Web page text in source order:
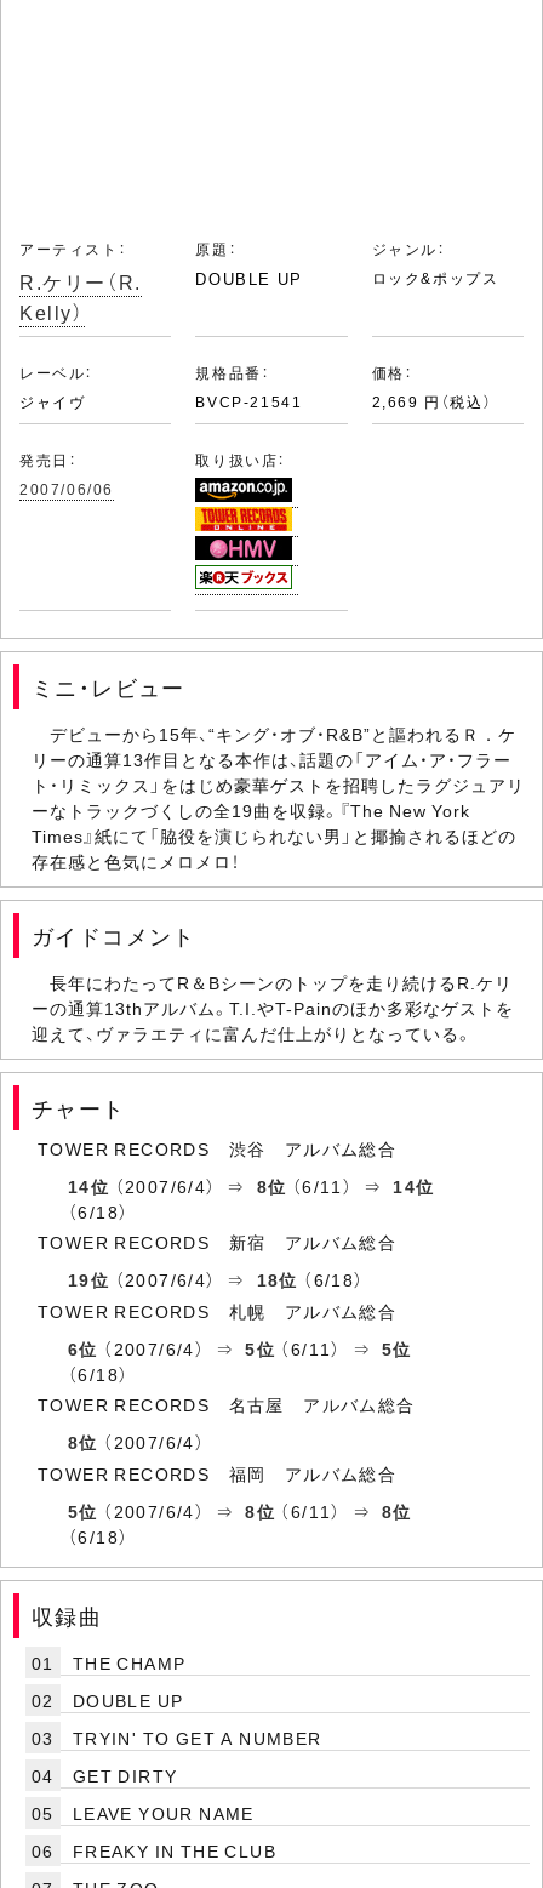
アーティスト：
R.ケリー（R.
Kelly）
原題：
DOUBLE UP
ジャンル：
ロック&ポップス
レーベル：
ジャイヴ
規格品番：
BVCP-21541
価格：
2,669 円（税込）
発売日：
2007/06/06
取り扱い店：
ミニ・レビュー
デビューから15年、“キング・オブ・R&B”と謳われるＲ．ケ
リーの通算13作目となる本作は、話題の「アイム・ア・フラー
ト・リミックス」をはじめ豪華ゲストを招聘したラグジュアリ
ーなトラックづくしの全19曲を収録。『The New York
Times』紙にて「脇役を演じられない男」と揶揄されるほどの
存在感と色気にメロメロ！
ガイドコメント
長年にわたってR＆Bシーンのトップを走り続けるR.ケリ
ーの通算13thアルバム。T.I.やT-Painのほか多彩なゲストを
迎えて、ヴァラエティに富んだ仕上がりとなっている。
チャート
TOWER RECORDS 渋谷 アルバム総合
14位 （2007/6/4） ⇒ 8位 （6/11） ⇒14位
（6/18）
TOWER RECORDS 新宿 アルバム総合
19位 （2007/6/4） ⇒ 18位 （6/18）
TOWER RECORDS 札幌 アルバム総合
6位 （2007/6/4） ⇒5位 （6/11） ⇒ 5位
（6/18）
TOWER RECORDS 名古屋 アルバム総合
8位 （2007/6/4）
TOWER RECORDS 福岡 アルバム総合
5位 （2007/6/4） ⇒8位 （6/11） ⇒ 8位
（6/18）
収録曲
01
THE CHAMP
02
DOUBLE UP
03
TRYIN' TO GET A NUMBER
04
GET DIRTY
05
LEAVE YOUR NAME
06
FREAKY IN THE CLUB